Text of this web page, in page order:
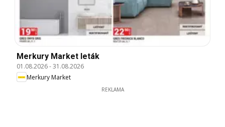
Merkury Market leták
01.08.2026-31.08.2026
Merkury Market
REKLAMA